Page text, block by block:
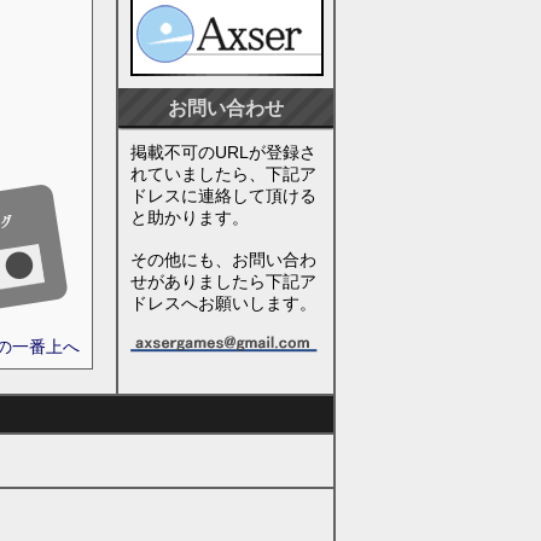
一番上へ
お問い合わせ
掲載不可のURLが登録さ
れていましたら、下記ア
ドレスに連絡して頂ける
と助かります。
その他にも、お問い合わ
せがありましたら下記ア
ドレスへお願いします。